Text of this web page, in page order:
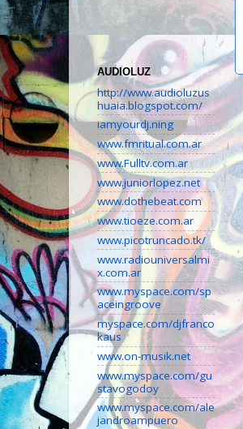
AUDIOLUZ
http://www.audioluzus
huaia.blogspot.com/
iamyourdj.ning
www.fmritual.com.ar
www.Fulltv.com.ar
www.juniorlopez.net
www.dothebeat.com
www.tioeze.com.ar
www.picotruncado.tk/
www.radiouniversalmi
x.com.ar
www.myspace.com/sp
aceingroove
myspace.com/djfranco
kaus
www.on-musik.net
www.myspace.com/gu
stavogodoy
www.myspace.com/ale
jandroampuero